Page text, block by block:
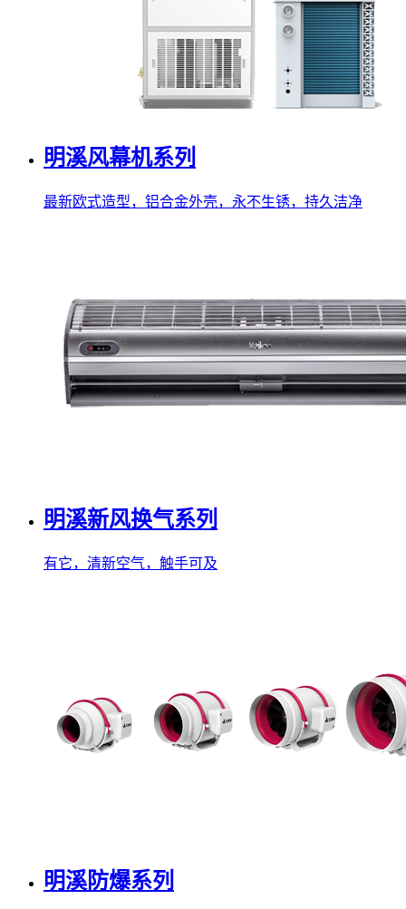
明溪风幕机系列
最新欧式造型，铝合金外壳，永不生锈，持久洁净
明溪新风换气系列
有它，清新空气，触手可及
明溪防爆系列